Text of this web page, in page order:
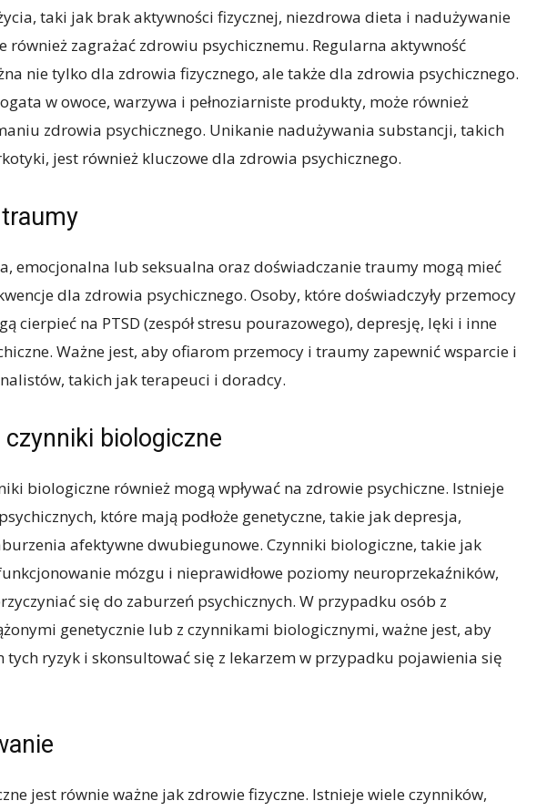
taki jak brak aktywności fizycznej, niezdrowa dieta i nadużywanie
również zagrażać zdrowiu psychicznemu. Regularna aktywność
nie tylko dla zdrowia fizycznego, ale także dla zdrowia psychicznego.
w owoce, warzywa i pełnoziarniste produkty, może również
zdrowia psychicznego. Unikanie nadużywania substancji, takich
jest również kluczowe dla zdrowia psychicznego.
emocjonalna lub seksualna oraz doświadczanie traumy mogą mieć
dla zdrowia psychicznego. Osoby, które doświadczyły przemocy
cierpieć na PTSD (zespół stresu pourazowego), depresję, lęki i inne
Ważne jest, aby ofiarom przemocy i traumy zapewnić wsparcie i
takich jak terapeuci i doradcy.
czynniki biologiczne
biologiczne również mogą wpływać na zdrowie psychiczne. Istnieje
które mają podłoże genetyczne, takie jak depresja,
afektywne dwubiegunowe. Czynniki biologiczne, takie jak
mózgu i nieprawidłowe poziomy neuroprzekaźników,
się do zaburzeń psychicznych. W przypadku osób z
genetycznie lub z czynnikami biologicznymi, ważne jest, aby
tych ryzyk i skonsultować się z lekarzem w przypadku pojawienia się
jest równie ważne jak zdrowie fizyczne. Istnieje wiele czynników,